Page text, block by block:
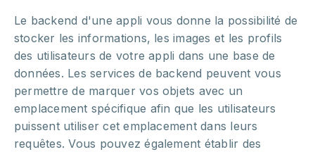
Le backend d'une appli vous donne la possibilité de
stocker les informations, les images et les profils
des utilisateurs de votre appli dans une base de
données. Les services de backend peuvent vous
permettre de marquer vos objets avec un
emplacement spécifique afin que les utilisateurs
puissent utiliser cet emplacement dans leurs
requêtes. Vous pouvez également établir des